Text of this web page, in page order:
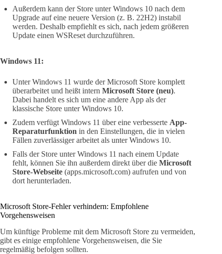
Außerdem kann der Store unter Windows 10 nach dem
Upgrade auf eine neuere Version (z. B. 22H2) instabil
werden. Deshalb empfiehlt es sich, nach jedem größeren
Update einen WSReset durchzuführen.
Windows 11:
Unter Windows 11 wurde der Microsoft Store komplett
überarbeitet und heißt intern Microsoft Store (neu).
Dabei handelt es sich um eine andere App als der
klassische Store unter Windows 10.
Zudem verfügt Windows 11 über eine verbesserte App-
Reparaturfunktion in den Einstellungen, die in vielen
Fällen zuverlässiger arbeitet als unter Windows 10.
Falls der Store unter Windows 11 nach einem Update
fehlt, können Sie ihn außerdem direkt über die Microsoft
Store-Webseite (apps.microsoft.com) aufrufen und von
dort herunterladen.
Microsoft Store-Fehler verhindern: Empfohlene
Vorgehensweisen
Um künftige Probleme mit dem Microsoft Store zu vermeiden,
gibt es einige empfohlene Vorgehensweisen, die Sie
regelmäßig befolgen sollten.